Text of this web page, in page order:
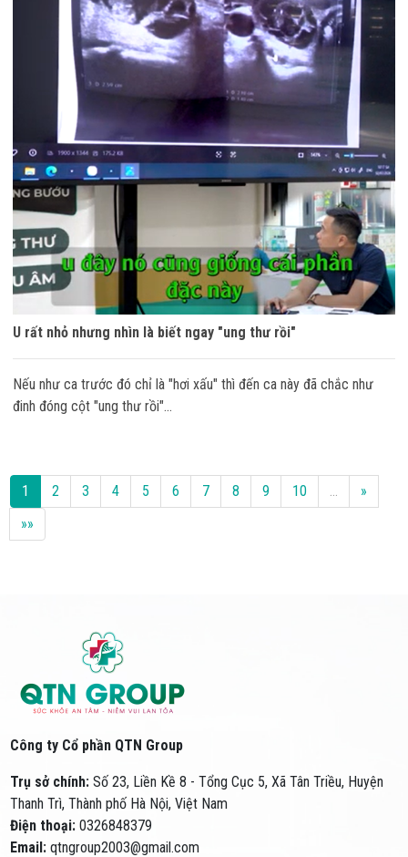
U rất nhỏ nhưng nhìn là biết ngay "ung thư rồi"
Nếu như ca trước đó chỉ là "hơi xấu" thì đến ca này đã chắc như
đinh đóng cột "ung thư rồi"...
1 2 3 4 5 6 7 8 9 10
»
»»
Công ty Cổ phần QTN Group
Trụ sở chính: Số 23, Liền Kề 8 - Tổng Cục 5, Xã Tân Triều, Huyện
Thanh Trì, Thành phố Hà Nội, Việt Nam
Điện thoại: 0326848379
Email: qtngroup2003@gmail.com